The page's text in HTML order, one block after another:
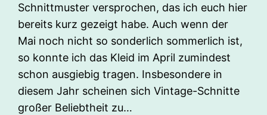
Schnittmuster versprochen, das ich euch hier
bereits kurz gezeigt habe. Auch wenn der
Mai noch nicht so sonderlich sommerlich ist,
so konnte ich das Kleid im April zumindest
schon ausgiebig tragen. Insbesondere in
diesem Jahr scheinen sich Vintage-Schnitte
großer Beliebtheit zu…